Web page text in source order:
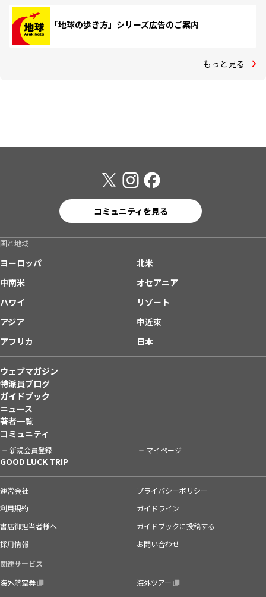
「地球の歩き方」シリーズ広告のご案内
もっと見る
コミュニティを見る
国と地域
ヨーロッパ
北米
中南米
オセアニア
ハワイ
リゾート
アジア
中近東
アフリカ
日本
ウェブマガジン
特派員ブログ
ガイドブック
ニュース
著者一覧
コミュニティ
新規会員登録 マイページ
GOOD LUCK TRIP
運営会社
プライバシーポリシー
利用規約
ガイドライン
書店御担当者様へ
ガイドブックに投稿する
採用情報
お問い合わせ
関連サービス
海外航空券
海外ツアー